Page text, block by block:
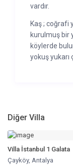
vardır.
Kaş ; coğrafi
kurulmuş bir
köylerde
yokuş yukarı
Diğer Villa
Villa İstanbul 1 Galata
Çayköy,Antalya